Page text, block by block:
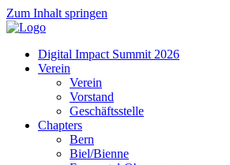
Zum Inhalt springen
Digital Impact Summit 2026
Verein
Verein
Vorstand
Geschäftsstelle
Chapters
Bern
Biel/Bienne